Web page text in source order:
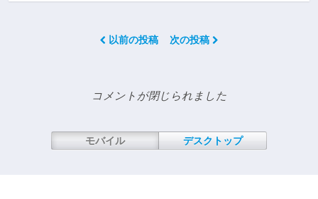
以前の投稿 次の投稿
コメントが閉じられました
モバイル デスクトップ